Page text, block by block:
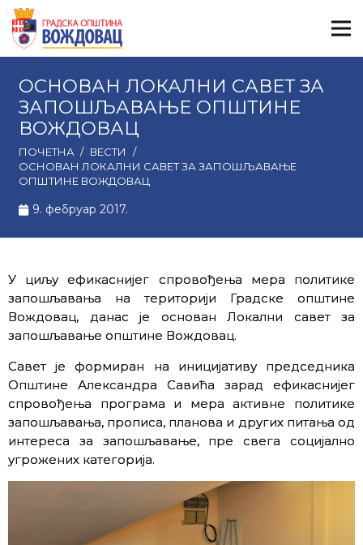
ОСНОВАН ЛОКАЛНИ САВЕТ ЗА
ЗАПОШЉАВАЊЕ ОПШТИНЕ
ВОЖДОВАЦ
ПОЧЕТНА / ВЕСТИ
/
ОСНОВАН ЛОКАЛНИ САВЕТ ЗА ЗАПОШЉАВАЊЕ
ОПШТИНЕ ВОЖДОВАЦ
9. фебруар 2017.
У циљу ефикаснијег спровођења мера политике
запошљавања на територији Градске општине
Вождовац, данас је основан Локални савет за
запошљавање општине Вождовац.
Савет је формиран на иницијативу председника
Општине Александра Савића зарад ефикаснијег
спровођења програма и мера активне политике
запошљавања, прописа, планова и других питања од
интереса за запошљавање, пре свега социјално
угрожених категорија.